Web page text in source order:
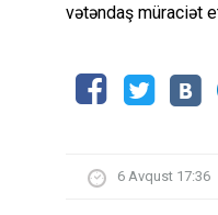
vətəndaş müraciət
6 Avqust 17:36